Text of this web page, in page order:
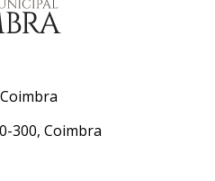
300, Coimbra